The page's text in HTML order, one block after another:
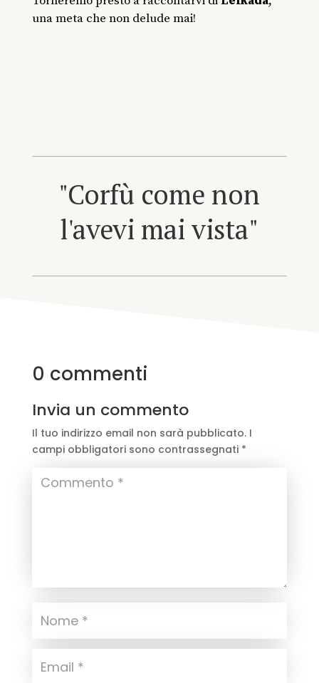
una meta che non delude mai!
"Corfù come non
l'avevi mai vista"
0 commenti
Invia un commento
Il tuo indirizzo email non sarà pubblicato. I
campi obbligatori sono contrassegnati *